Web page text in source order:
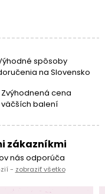
spôsoby
na Slovensko
Zvýhodnená cena
väčších balení
zákazníkmi
nás odporúča
- zobraziť všetko